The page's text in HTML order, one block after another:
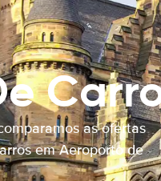
as ofertas
em Aeroporto de